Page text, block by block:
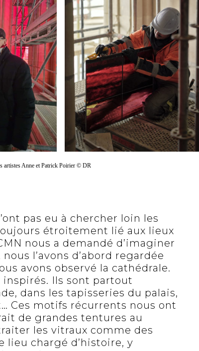
artistes Anne et Patrick Poirier © DR
pas eu à chercher loin les
étroitement lié aux lieux
nous a demandé d’imaginer
l’avons d’abord regardée
avons observé la cathédrale.
inspirés. Ils sont partout
dans les tapisseries du palais,
Ces motifs récurrents nous ont
de grandes tentures au
les vitraux comme des
lieu chargé d’histoire, y